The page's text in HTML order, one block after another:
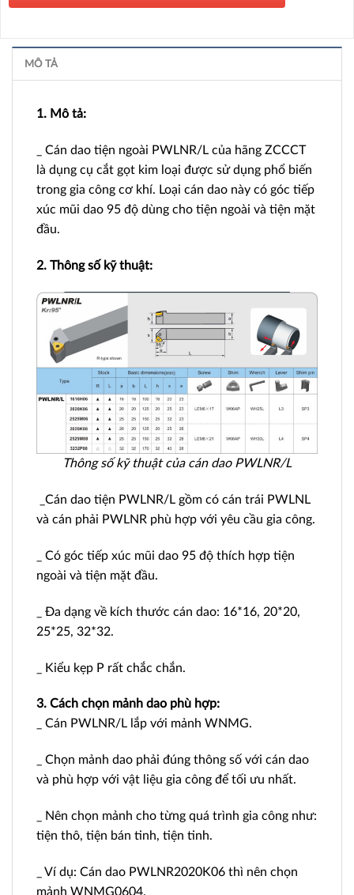
MÔ TẢ
1. Mô tả:
_ Cán dao tiện ngoài PWLNR/L của hãng ZCCCT
là dụng cụ cắt gọt kim loại được sử dụng phổ biến
trong gia công cơ khí. Loại cán dao này có góc tiếp
xúc mũi dao 95 độ dùng cho tiện ngoài và tiện mặt
đầu.
2. Thông số kỹ thuật:
Thông số kỹ thuật của cán dao PWLNR/L
_Cán dao tiện PWLNR/L gồm có cán trái PWLNL
và cán phải PWLNR phù hợp với yêu cầu gia công.
_ Có góc tiếp xúc mũi dao 95 độ thích hợp tiện
ngoài và tiện mặt đầu.
_ Đa dạng về kích thước cán dao: 16*16, 20*20,
25*25, 32*32.
_ Kiểu kẹp P rất chắc chắn.
3. Cách chọn mảnh dao phù hợp:
_ Cán PWLNR/L lắp với mảnh WNMG.
_ Chọn mảnh dao phải đúng thông số với cán dao
và phù hợp với vật liệu gia công để tối ưu nhất.
_ Nên chọn mảnh cho từng quá trình gia công như:
tiện thô, tiện bán tinh, tiện tinh.
_ Ví dụ: Cán dao PWLNR2020K06 thì nên chọn
mảnh WNMG0604.